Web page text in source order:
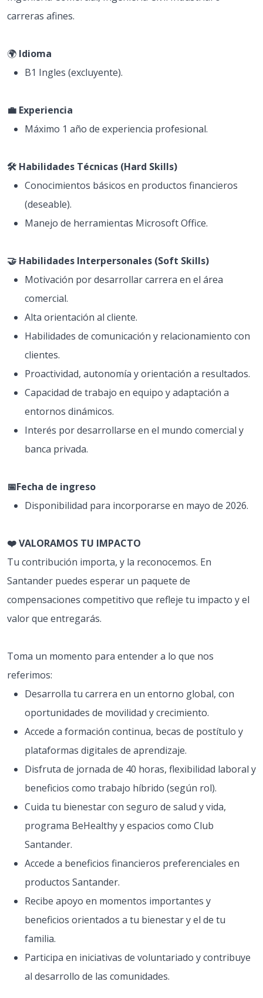
carreras afines.
🌍 Idioma
B1 Ingles (excluyente).
💼 Experiencia
Máximo 1 año de experiencia profesional.
🛠 Habilidades Técnicas (Hard Skills)
Conocimientos básicos en productos financieros
(deseable).
Manejo de herramientas Microsoft Office.
🤝 Habilidades Interpersonales (Soft Skills)
Motivación por desarrollar carrera en el área
comercial.
Alta orientación al cliente.
Habilidades de comunicación y relacionamiento con
clientes.
Proactividad, autonomía y orientación a resultados.
Capacidad de trabajo en equipo y adaptación a
entornos dinámicos.
Interés por desarrollarse en el mundo comercial y
banca privada.
📅Fecha de ingreso
Disponibilidad para incorporarse en mayo de 2026.
❤️ VALORAMOS TU IMPACTO
Tu contribución importa, y la reconocemos. En
Santander puedes esperar un paquete de
compensaciones competitivo que refleje tu impacto y el
valor que entregarás.
Toma un momento para entender a lo que nos
referimos:
Desarrolla tu carrera en un entorno global, con
oportunidades de movilidad y crecimiento.
Accede a formación continua, becas de postítulo y
plataformas digitales de aprendizaje.
Disfruta de jornada de 40 horas, flexibilidad laboral y
beneficios como trabajo híbrido (según rol).
Cuida tu bienestar con seguro de salud y vida,
programa BeHealthy y espacios como Club
Santander.
Accede a beneficios financieros preferenciales en
productos Santander.
Recibe apoyo en momentos importantes y
beneficios orientados a tu bienestar y el de tu
familia.
Participa en iniciativas de voluntariado y contribuye
al desarrollo de las comunidades.